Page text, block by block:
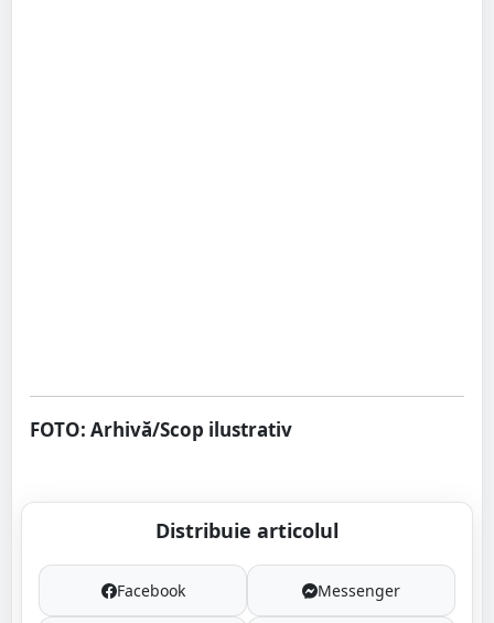
FOTO: Arhivă/Scop ilustrativ
Distribuie articolul
Facebook Messenger